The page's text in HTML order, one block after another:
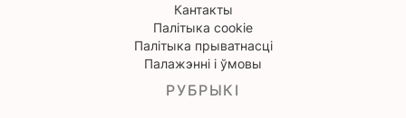
Кантакты
Палітыка cookie
Палітыка прыватнасці
Палажэнні і ўмовы
РУБРЫКІ